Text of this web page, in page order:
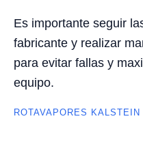
Es importante seguir
fabricante y realizar
para evitar fallas y
equipo.
ROTAVAPORES KALSTEIN